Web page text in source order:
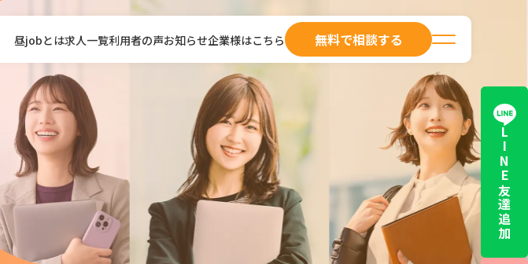
昼jobとは求人一覧利用者の声お知らせ企業様はこちら 無料で相談する
LINE友達追加